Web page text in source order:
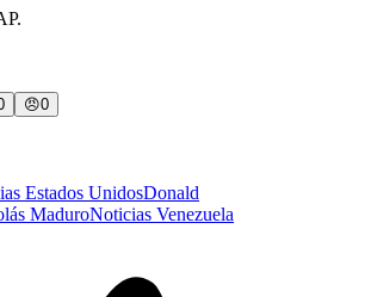
😠0
Estados UnidosDonald
MaduroNoticias Venezuela